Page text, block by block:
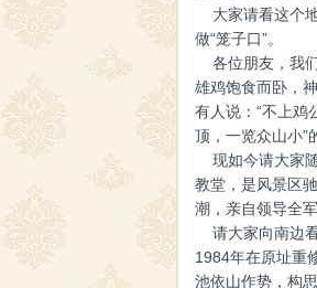
大家请看这个
做“笼子口”。
各位朋友，我
雄鸡饱食而卧，
有人说：“不上鸡
顶，一览众山小”
现如今请大家
教堂，是风景区
潮，亲自领导全
请大家向南边看
1984年在原址重
池依山作势，构